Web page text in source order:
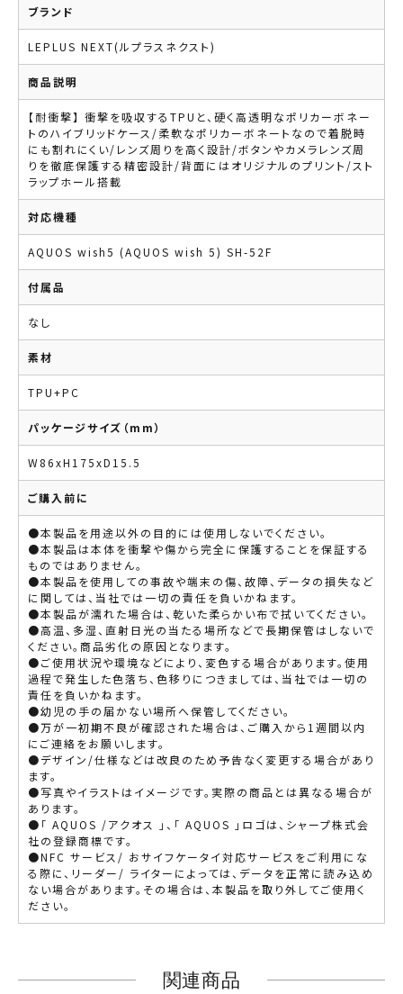
ブランド
LEPLUS NEXT(ルプラスネクスト)
商品説明
【耐衝撃】 衝撃を吸収するTPUと、硬く高透明なポリカーボネー
トのハイブリッドケース/柔軟なポリカーボネートなので着脱時
にも割れにくい/レンズ周りを高く設計/ボタンやカメラレンズ周
りを徹底保護する精密設計/背面にはオリジナルのプリント/スト
ラップホール搭載
対応機種
AQUOS wish5 (AQUOS wish 5) SH-52F
付属品
なし
素材
TPU+PC
パッケージサイズ（mm）
W86xH175xD15.5
ご購入前に
●本製品を用途以外の目的には使用しないでください。
●本製品は本体を衝撃や傷から完全に保護することを保証する
ものではありません。
●本製品を使用しての事故や端末の傷、故障、データの損失など
に関しては、当社では一切の責任を負いかねます。
●本製品が濡れた場合は、乾いた柔らかい布で拭いてください。
●高温、多湿、直射日光の当たる場所などで長期保管はしないで
ください。商品劣化の原因となります。
●ご使用状況や環境などにより、変色する場合があります。使用
過程で発生した色落ち、色移りにつきましては、当社では一切の
責任を負いかねます。
●幼児の手の届かない場所へ保管してください。
●万が一初期不良が確認された場合は、ご購入から1週間以内
にご連絡をお願いします。
●デザイン/仕様などは改良のため予告なく変更する場合があり
ます。
●写真やイラストはイメージです。実際の商品とは異なる場合が
あります。
●「 AQUOS /アクオス 」、「 AQUOS 」ロゴは、シャープ株式会
社の登録商標です。
●NFC サービス/ おサイフケータイ対応サービスをご利用にな
る際に、リーダー/ ライターによっては、データを正常に読み込め
ない場合があります。その場合は、本製品を取り外してご使用く
ださい。
関連商品